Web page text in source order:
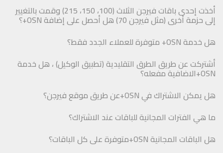
أخذت إحدى باقات فيرجن الثلاث (100، 150، 215) وقمت بالتغيير
إلى حزمة أخرى (مثل فيرجن 70) هل أحصل على إضافة OSN+؟
هل خدمة OSN+ متوفرة للعملاء الجدد فقط؟
أشتركت عن طريق الطرق التقليدية (تطبيق الوكيل) ، هل خدمة
OSN+الاضافية مفعله؟
هل يمكن الاشتراك في OSN+عن طريق موقع فيرجن؟
ما هي الفترات المجانية للباقات عند الاشتراك؟
هل الباقات المجانية OSN+متوفرة على كل الباقات؟